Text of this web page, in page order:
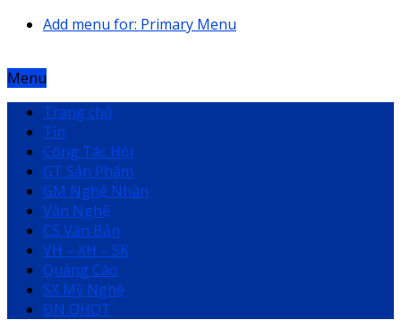
Add menu for: Primary Menu
Menu
Trang chủ
Tin
Công Tác Hội
GT Sản Phẩm
GM Nghệ Nhân
Văn Nghệ
CS Văn Bản
VH – XH – SK
Quảng Cáo
SX Mỹ Nghệ
ĐN QHQT